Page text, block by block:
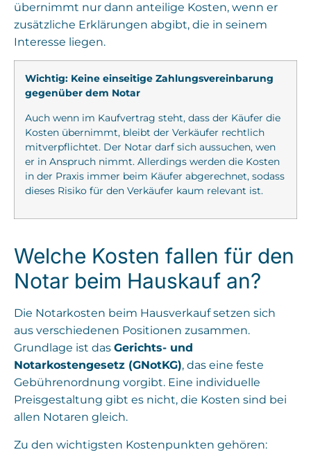
übernimmt nur dann anteilige Kosten, wenn er
zusätzliche Erklärungen abgibt, die in seinem
Interesse liegen.
Wichtig: Keine einseitige Zahlungsvereinbarung
gegenüber dem Notar
Auch wenn im Kaufvertrag steht, dass der Käufer die
Kosten übernimmt, bleibt der Verkäufer rechtlich
mitverpflichtet. Der Notar darf sich aussuchen, wen
er in Anspruch nimmt. Allerdings werden die Kosten
in der Praxis immer beim Käufer abgerechnet, sodass
dieses Risiko für den Verkäufer kaum relevant ist.
Welche Kosten fallen für den
Notar beim Hauskauf an?
Die Notarkosten beim Hausverkauf setzen sich
aus verschiedenen Positionen zusammen.
Grundlage ist das Gerichts- und
Notarkostengesetz (GNotKG), das eine feste
Gebührenordnung vorgibt. Eine individuelle
Preisgestaltung gibt es nicht, die Kosten sind bei
allen Notaren gleich.
Zu den wichtigsten Kostenpunkten gehören: